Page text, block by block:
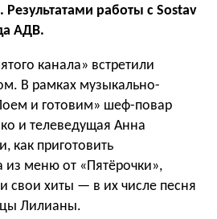
. Результатами работы с Sostav
АДВ.
канала» встретили
В рамках музыкально-
и готовим» шеф-повар
и телеведущая Анна
как приготовить
меню от «Пятёрочки»,
свои хиты — в их числе песня
Лилианы.